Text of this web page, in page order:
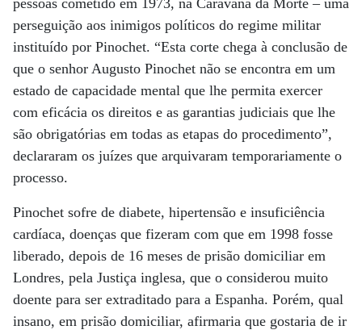
pessoas cometido em 1973, na Caravana da Morte – uma
perseguição aos inimigos políticos do regime militar
instituído por Pinochet. “Esta corte chega à conclusão de
que o senhor Augusto Pinochet não se encontra em um
estado de capacidade mental que lhe permita exercer
com eficácia os direitos e as garantias judiciais que lhe
são obrigatórias em todas as etapas do procedimento”,
declararam os juízes que arquivaram temporariamente o
processo.
Pinochet sofre de diabete, hipertensão e insuficiência
cardíaca, doenças que fizeram com que em 1998 fosse
liberado, depois de 16 meses de prisão domiciliar em
Londres, pela Justiça inglesa, que o considerou muito
doente para ser extraditado para a Espanha. Porém, qual
insano, em prisão domiciliar, afirmaria que gostaria de ir